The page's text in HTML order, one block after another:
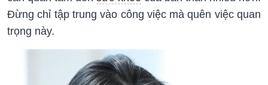
Đừng chỉ tập trung vào công việc mà quên việc quan
trọng này.